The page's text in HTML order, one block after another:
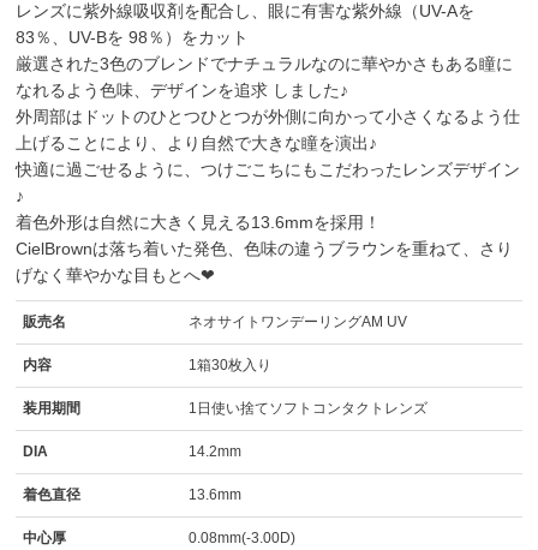
レンズに紫外線吸収剤を配合し、眼に有害な紫外線（UV-Aを
83％、UV-Bを 98％）をカット
厳選された3色のブレンドでナチュラルなのに華やかさもある瞳に
なれるよう色味、デザインを追求 しました♪
外周部はドットのひとつひとつが外側に向かって小さくなるよう仕
上げることにより、より自然で大きな瞳を演出♪
快適に過ごせるように、つけごこちにもこだわったレンズデザイン
♪
着色外形は自然に大きく見える13.6mmを採用！
CielBrownは落ち着いた発色、色味の違うブラウンを重ねて、さり
げなく華やかな目もとへ❤
販売名 ネオサイトワンデーリングAM UV
内容 1箱30枚入り
装用期間 1日使い捨てソフトコンタクトレンズ
DIA 14.2mm
着色直径 13.6mm
中心厚 0.08mm(-3.00D)